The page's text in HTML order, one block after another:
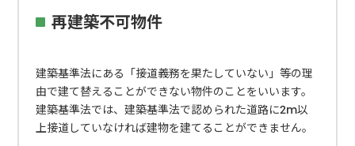
再建築不可物件
建築基準法にある「接道義務を果たしていない」等の理
由で建て替えることができない物件のことをいいます。
建築基準法では、建築基準法で認められた道路に2m以
上接道していなければ建物を建てることができません。